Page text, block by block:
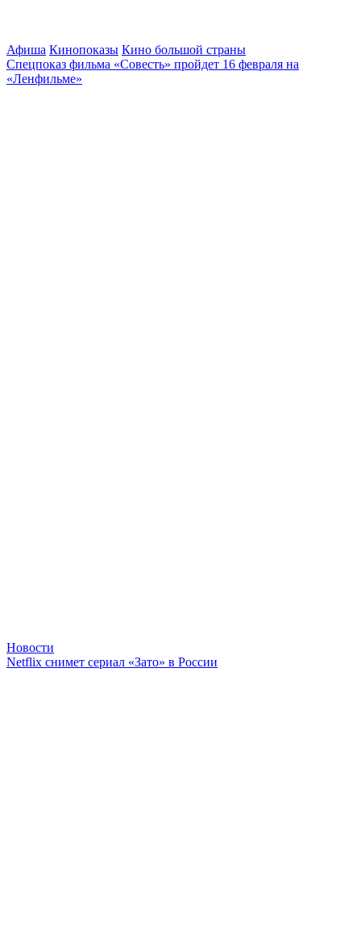
Афиша Кинопоказы Кино большой страны
Спецпоказ фильма «Совесть» пройдет 16 февраля на
«Ленфильме»
Новости
Netflix снимет сериал «Зато» в России